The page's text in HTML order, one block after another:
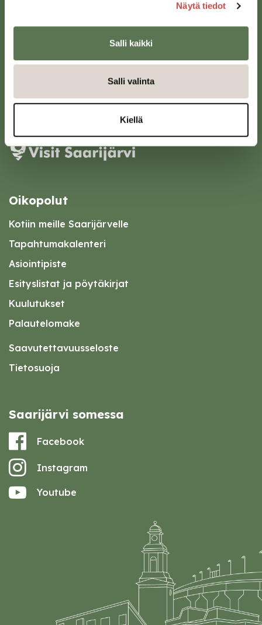
Näytä tiedot
Salli kaikki
Salli valinta
Kiellä
43100 Saarijärvi
kirjaamo@saarijarvi.fi
Karttapalvelu
Oikopolut
Kotiin meille Saarijärvelle
Tapahtumakalenteri
Asiointipiste
Esityslistat ja pöytäkirjat
Kuulutukset
Palautelomake
Saavutettavuusseloste
Tietosuoja
Saarijärvi somessa
Facebook
Instagram
Youtube